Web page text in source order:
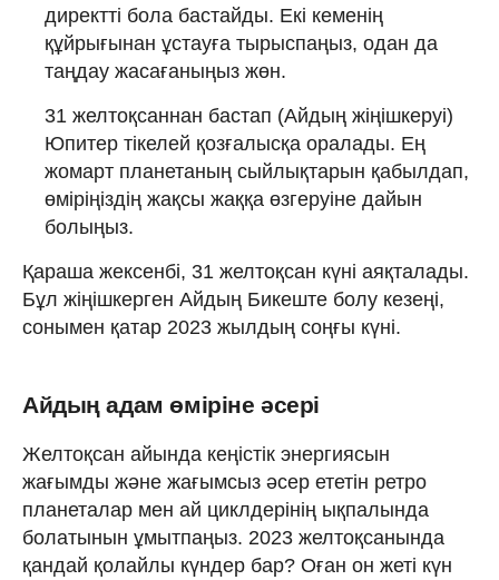
директті бола бастайды. Екі кеменің
құйрығынан ұстауға тырыспаңыз, одан да
таңдау жасағаныңыз жөн.
31 желтоқсаннан бастап (Айдың жіңішкеруі)
Юпитер тікелей қозғалысқа оралады. Ең
жомарт планетаның сыйлықтарын қабылдап,
өміріңіздің жақсы жаққа өзгеруіне дайын
болыңыз.
Қараша жексенбі, 31 желтоқсан күні аяқталады.
Бұл жіңішкерген Айдың Бикеште болу кезеңі,
сонымен қатар 2023 жылдың соңғы күні.
Айдың адам өміріне әсері
Желтоқсан айында кеңістік энергиясын
жағымды және жағымсыз әсер ететін ретро
планеталар мен ай циклдерінің ықпалында
болатынын ұмытпаңыз. 2023 желтоқсанында
қандай қолайлы күндер бар? Оған он жеті күн